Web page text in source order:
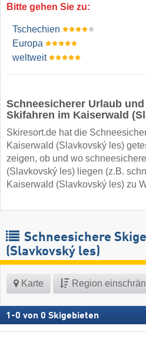
Bitte gehen Sie zu:
Tschechien
Europa
weltweit
Schneesicherer Urlaub
Skifahren im Kaiserwald
Skiresort.de hat die
Kaiserwald (Slavkovský les)
zeigen, ob und wo
(Slavkovský les) liegen (z.B.
Kaiserwald (Slavkovský les) zu
Schneesichere
(Slavkovský les)
Karte Region
1 -0 von 0 Skigebieten